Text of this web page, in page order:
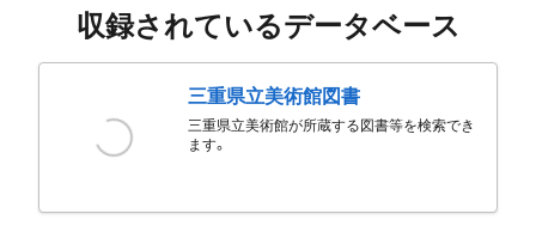
収録されているデータベース
三重県立美術館図書
三重県立美術館が所蔵する図書等を検索でき
ます。